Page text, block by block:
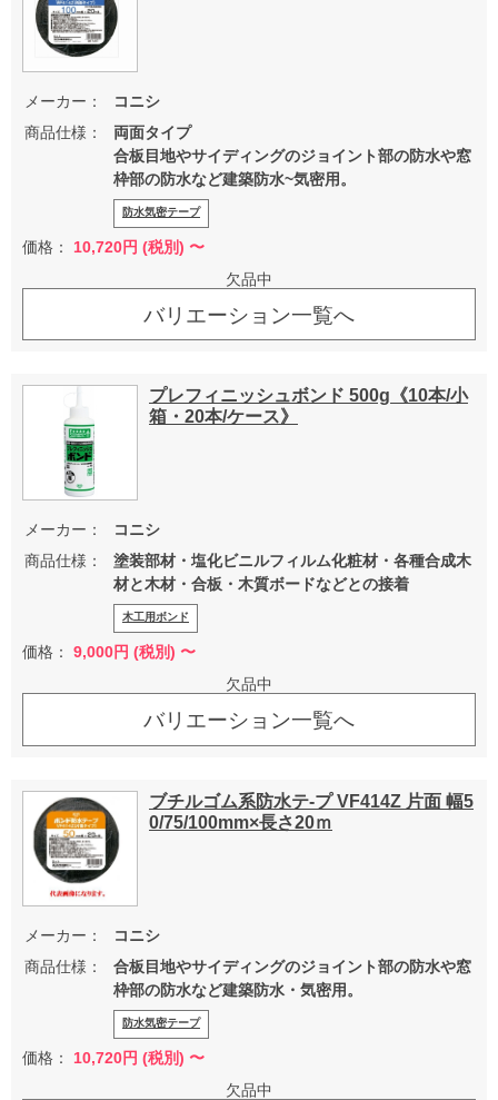
メーカー：
コニシ
商品仕様：
両面タイプ
合板目地やサイディングのジョイント部の防水や窓
枠部の防水など建築防水~気密用。
防水気密テープ
価格： 10,720円 (税別) 〜
欠品中
バリエーション一覧へ
プレフィニッシュボンド 500g《10本/小
箱・20本/ケース》
メーカー：
コニシ
商品仕様：
塗装部材・塩化ビニルフィルム化粧材・各種合成木
材と木材・合板・木質ボードなどとの接着
木工用ボンド
価格： 9,000円 (税別) 〜
欠品中
バリエーション一覧へ
ブチルゴム系防水テ-プ VF414Z 片面 幅5
0/75/100mm×長さ20ｍ
メーカー：
コニシ
商品仕様：
合板目地やサイディングのジョイント部の防水や窓
枠部の防水など建築防水・気密用。
防水気密テープ
価格： 10,720円 (税別) 〜
欠品中